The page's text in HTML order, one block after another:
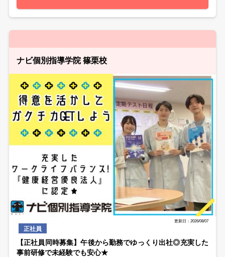
ナビ個別指導学院 篠栗校
更新日：2026/08/07
正社員
【正社員同時募集】午後から勤務でゆっくり出社◎充実した
事前研修で未経験でも安心★